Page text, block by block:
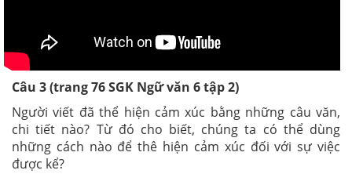
Câu 3 (trang 76 SGK Ngữ văn 6 tập 2)
Người viết đã thể hiện cảm xúc bằng những câu văn,
chi tiết nào? Từ đó cho biết, chúng ta có thể dùng
những cách nào để thê hiện cảm xúc đối với sự việc
được kể?